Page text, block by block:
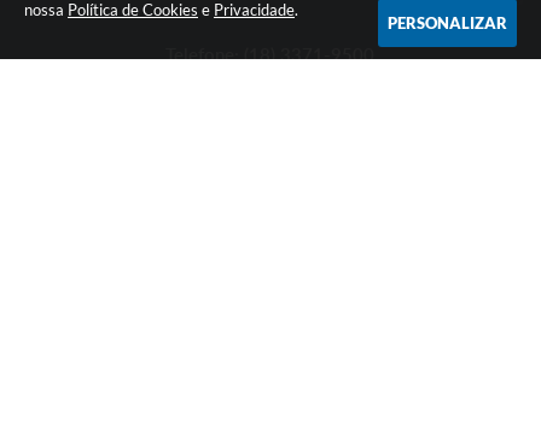
nossa Política de Cookies e Privacidade.
PERSONALIZAR
Telefone: (18) 3371-9500